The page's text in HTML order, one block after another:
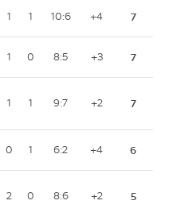
1 1 10:6 +4 7
1 0 8:5 +3 7
1 1 9:7 +2 7
0 1 6:2 +4 6
2 0 8:6 +2 5